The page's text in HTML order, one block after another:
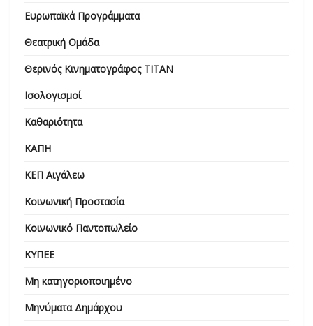
Ευρωπαϊκά Προγράμματα
Θεατρική Ομάδα
Θερινός Κινηματογράφος ΤΙΤΑΝ
Ισολογισμοί
Καθαριότητα
ΚΑΠΗ
ΚΕΠ Αιγάλεω
Κοινωνική Προστασία
Κοινωνικό Παντοπωλείο
ΚΥΠΕΕ
Μη κατηγοριοποιημένο
Μηνύματα Δημάρχου